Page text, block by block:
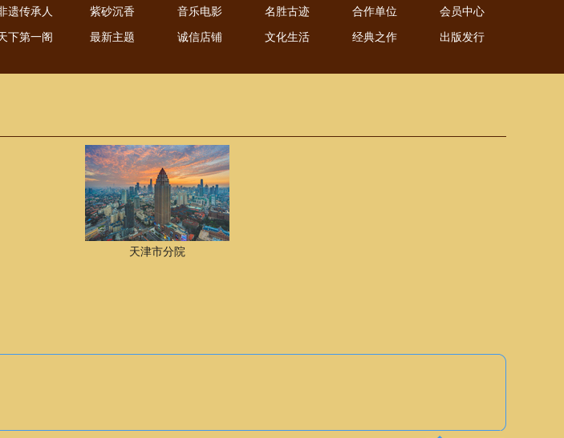
遗传承人 紫砂沉香 音乐电影 名胜古迹 合作单位 会员中心
下第一阁 最新主题 诚信店铺 文化生活 经典之作 出版发行
天津市分院